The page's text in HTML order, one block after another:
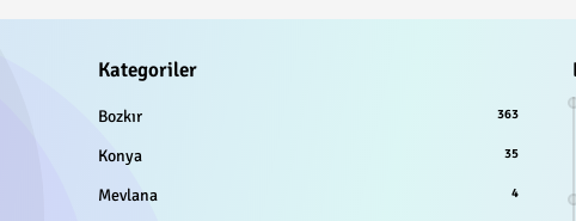
Kategoriler
Bozkır 363
Konya 35
Mevlana 4